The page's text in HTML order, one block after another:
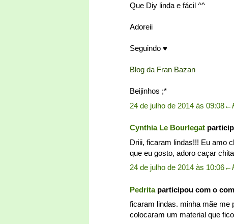
Que Diy linda e fácil ^^
Adoreii
Seguindo ♥
Blog da Fran Bazan
Beijinhos ;*
24 de julho de 2014 às 09:08←
Cynthia Le Bourlegat
Driii, ficaram lindas!!! Eu amo
que eu gosto, adoro caçar
24 de julho de 2014 às 10:06←
Pedritaparticipou com o
ficaram lindas. minha mãe me
colocaram um material que